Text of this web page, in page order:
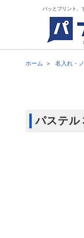
パッとプリント、
ホーム 名入れ・
パステル